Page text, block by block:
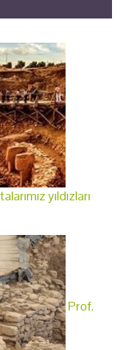
yıldızları
Prof.